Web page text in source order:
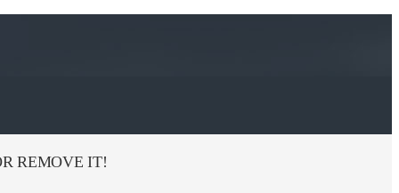
REMOVE IT!